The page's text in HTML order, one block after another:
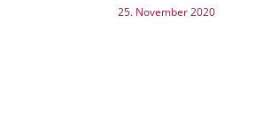
25. November 2020